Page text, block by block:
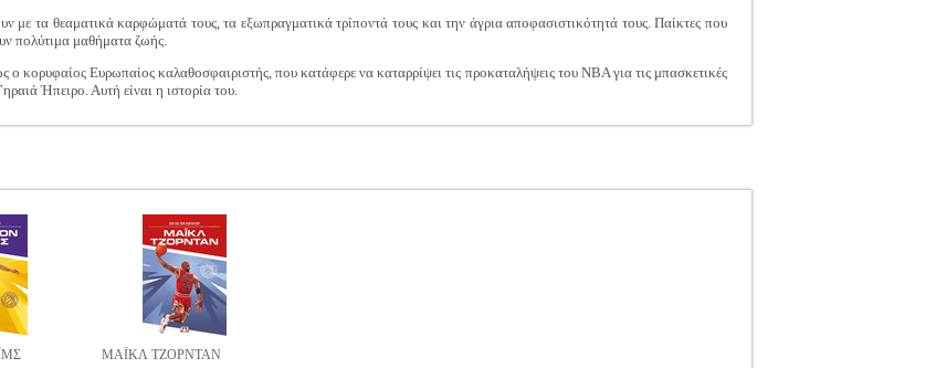
με τα θεαματικά καρφώματά τους, τα εξωπραγματικά τρίποντά τους και την άγρια αποφασιστικότητά τους. Παίκτες που
πολύτιμα μαθήματα ζωής.
ο κορυφαίος Ευρωπαίος καλαθοσφαιριστής, που κατάφερε να καταρρίψει τις προκαταλήψεις του ΝΒΑ για τις μπασκετικές
Ήπειρο. Αυτή είναι η ιστορία του.
ΜΑΪΚΛ ΤΖΟΡΝΤΑΝ